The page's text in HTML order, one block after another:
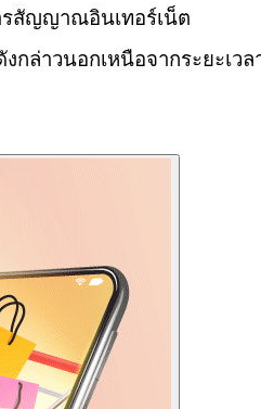
สัญญาณอินเทอร์เน็ต
ล่าวนอกเหนือจากระยะเ